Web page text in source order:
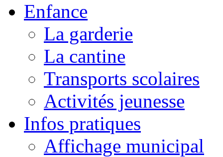
Enfance
La garderie
La cantine
Transports scolaires
Activités jeunesse
Infos pratiques
Affichage municipal